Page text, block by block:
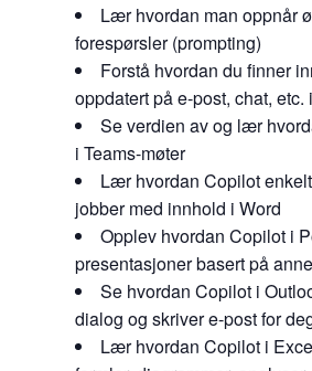
Lær hvordan man oppnår
forespørsler (prompting)
Forstå hvordan du finner
oppdatert på e-post, chat,
Se verdien av og lær
i Teams-møter
Lær hvordan Copilot
jobber med innhold i Word
Opplev hvordan Copilot i
presentasjoner basert på
Se hvordan Copilot i
dialog og skriver e-post for
Lær hvordan Copilot i